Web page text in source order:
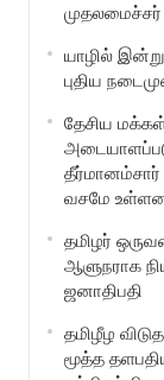
யாழில்
புதிய
தேசிய
தீர்மானம்சார்
வசமே உள்ளன
தமிழர்
ஆளுநராக
ஜனாதிபதி
தமிழீழ
மூத்த